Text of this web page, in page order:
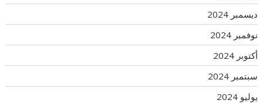
ديسمبر 2024
نوفمبر 2024
أكتوبر 2024
سبتمبر 2024
يوليو 2024